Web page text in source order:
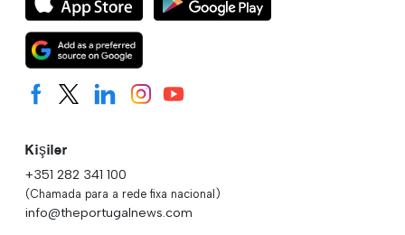
Kişiler
+351 282 341 100
(Chamada para a rede fixa nacional)
info@theportugalnews.com